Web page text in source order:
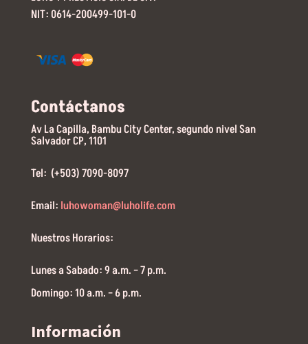
NIT: 0614-200499-101-0
Contáctanos
Av La Capilla, Bambu City Center, segundo nivel San
Salvador CP, 1101
Tel: (+503) 7090-8097
Email: luhowoman@luholife.com
Nuestros Horarios:
Lunes a Sabado: 9 a.m. – 7 p.m.
Domingo: 10 a.m. – 6 p.m.
Información